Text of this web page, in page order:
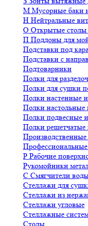
М Мусорные баки
Н Нейтральные
О Открытые
П Поддоны для
Подставки под
Подставки с
Подтоварники
Полки для
Полки для сушки
Полки настенные
Полки настольные
Полки подвесные
Полки
Р Рабочие
Рукомойники
С Смягчители
Стеллажи для
Стеллажи из
Стеллажи угловые
Стеллажные
Столы